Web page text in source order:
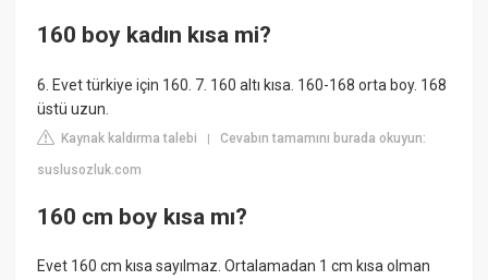
160 boy kadın kısa mi?
6. Evet türkiye için 160. 7. 160 altı kısa. 160-168 orta boy. 168
üstü uzun.
Kaynak kaldırma talebi |Cevabın tamamını burada okuyun:
suslusozluk.com
160 cm boy kısa mı?
Evet 160 cm kısa sayılmaz. Ortalamadan 1 cm kısa olman